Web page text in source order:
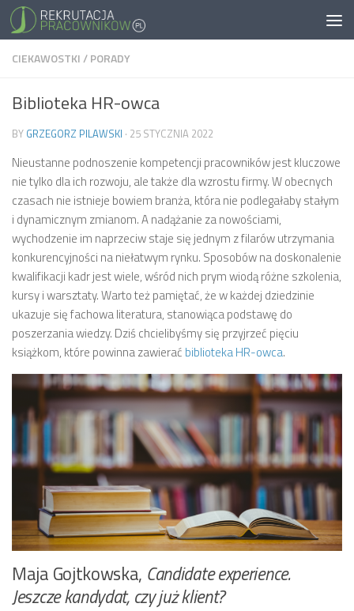
CIEKAWOSTKI/PORADY
Biblioteka HR-owca
BY GRZEGORZ PILAWSKI · 25 STYCZNIA 2022
Nieustanne podnoszenie kompetencji pracowników jest kluczowe
nie tylko dla ich rozwoju, ale także dla wzrostu firmy. W obecnych
czasach nie istnieje bowiem branża, która nie podlegałaby stałym
i dynamicznym zmianom. A nadążanie za nowościami,
wychodzenie im naprzeciw staje się jednym z filarów utrzymania
konkurencyjności na niełatwym rynku. Sposobów na doskonalenie
kwalifikacji kadr jest wiele, wśród nich prym wiodą różne szkolenia,
kursy i warsztaty. Warto też pamiętać, że w każdej dziedzinie
ukazuje się fachowa literatura, stanowiąca podstawę do
poszerzania wiedzy. Dziś chcielibyśmy się przyjrzeć pięciu
książkom, które powinna zawierać biblioteka HR-owca.
Maja Gojtkowska, Candidate experience.
Jeszcze kandydat, czy już klient?